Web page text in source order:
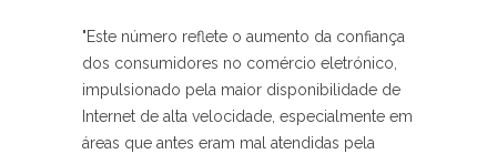
"Este número reflete o aumento da confiança
dos consumidores no comércio eletrónico,
impulsionado pela maior disponibilidade de
Internet de alta velocidade, especialmente em
áreas que antes eram mal atendidas pela